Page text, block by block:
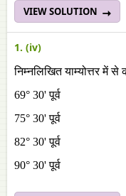
VIEW SOLUTION
1. (iv)
निम्नलिखित याम्योत्तर में से
69° 30' पूर्व
75° 30' पूर्व
82° 30' पूर्व
90° 30' पूर्व